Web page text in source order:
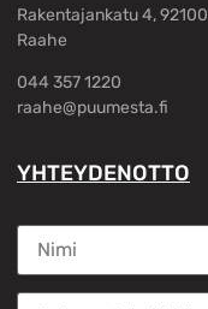
Rakentajankatu 4, 92100
Raahe
044 357 1220
raahe@puumesta.fi
YHTEYDENOTTO